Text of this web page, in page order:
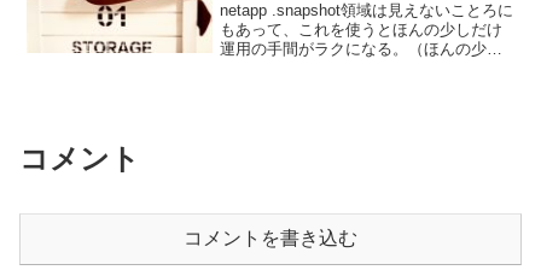
netapp .snapshot領域は見えないことろに
もあって、これを使うとほんの少しだけ
運用の手間がラクになる。（ほんの少し
コメント
コメントを書き込む